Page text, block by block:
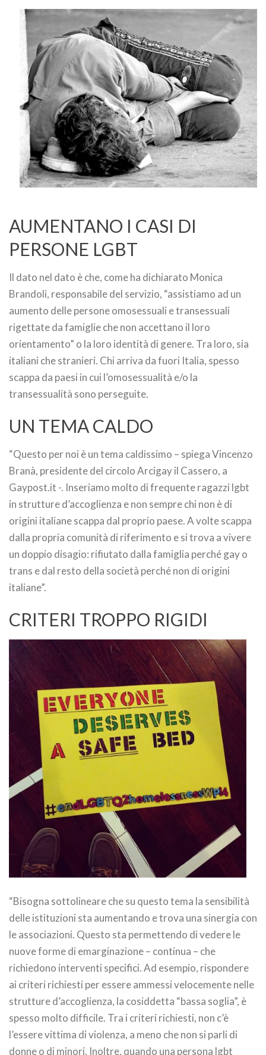
AUMENTANO I CASI DI
PERSONE LGBT
Il dato nel dato è che, come ha dichiarato Monica
Brandoli, responsabile del servizio, “assistiamo ad un
aumento delle persone omosessuali e transessuali
rigettate da famiglie che non accettano il loro
orientamento” o la loro identità di genere. Tra loro, sia
italiani che stranieri. Chi arriva da fuori Italia, spesso
scappa da paesi in cui l’omosessualità e/o la
transessualità sono perseguite.
UN TEMA CALDO
“Questo per noi è un tema caldissimo – spiega Vincenzo
Branà, presidente del circolo Arcigay il Cassero, a
Gaypost.it -. Inseriamo molto di frequente ragazzi lgbt
in strutture d’accoglienza e non sempre chi non è di
origini italiane scappa dal proprio paese. A volte scappa
dalla propria comunità di riferimento e si trova a vivere
un doppio disagio: rifiutato dalla famiglia perché gay o
trans e dal resto della società perché non di origini
italiane”.
CRITERI TROPPO RIGIDI
“Bisogna sottolineare che su questo tema la sensibilità
delle istituzioni sta aumentando e trova una sinergia con
le associazioni. Questo sta permettendo di vedere le
nuove forme di emarginazione – continua – che
richiedono interventi specifici. Ad esempio, rispondere
ai criteri richiesti per essere ammessi velocemente nelle
strutture d’accoglienza, la cosiddetta “bassa soglia”, è
spesso molto difficile. Tra i criteri richiesti, non c’è
l’essere vittima di violenza, a meno che non si parli di
donne o di minori. Inoltre, quando una persona lgbt